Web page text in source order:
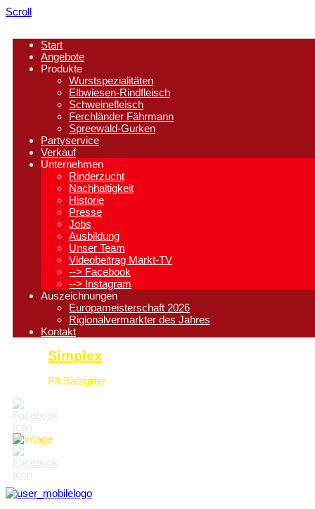
Scroll
Start
Angebote
Produkte
Wurstspezialitäten
Elbwiesen-Rindfleisch
Schweinefleisch
Ferchländer Fährmann
Spreewald-Gurken
Partyservice
Verkauf
Unternehmen
Rinderzucht
Nachhaltigkeit
Historie
Presse
Jobs
Ausbildung
Unser Team
Videobeitrag Markt-TV
--> Facebook
--> Instagram
Auszeichnungen
Europameisterschaft 2026
Rigionalvermarkter des Jahres
Kontakt
Simplex
PA Salzgitter